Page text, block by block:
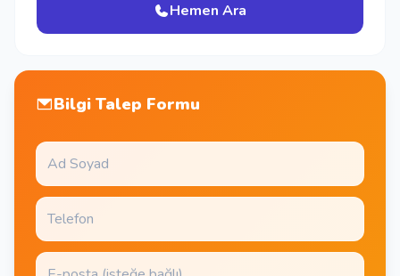
Hemen Ara
Bilgi Talep Formu